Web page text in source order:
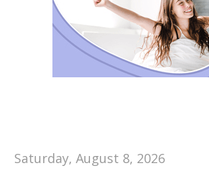
Saturday, August 8, 2026